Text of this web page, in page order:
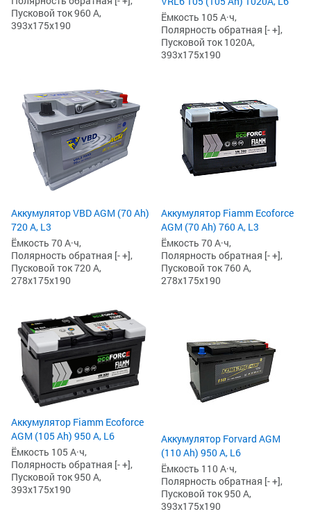
Пусковой ток 960 А,
393x175x190
Ёмкость 105 А·ч,
Полярность обратная [- +],
Пусковой ток 1020А,
393x175x190
Аккумулятор VBD AGM (70 Ah)
720 А, L3
Ёмкость 70 А·ч,
Полярность обратная [- +],
Пусковой ток 720 А,
278x175x190
Аккумулятор Fiamm Ecoforce
AGM (70 Ah) 760 А, L3
Ёмкость 70 А·ч,
Полярность обратная [- +],
Пусковой ток 760 А,
278x175x190
Аккумулятор Fiamm Ecoforce
AGM (105 Ah) 950 А, L6
Ёмкость 105 А·ч,
Полярность обратная [- +],
Пусковой ток 950 А,
393x175x190
Аккумулятор Forvard AGM
(110 Ah) 950 А, L6
Ёмкость 110 А·ч,
Полярность обратная [- +],
Пусковой ток 950 А,
393x175x190